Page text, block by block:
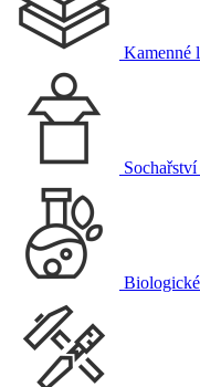
Kamenné